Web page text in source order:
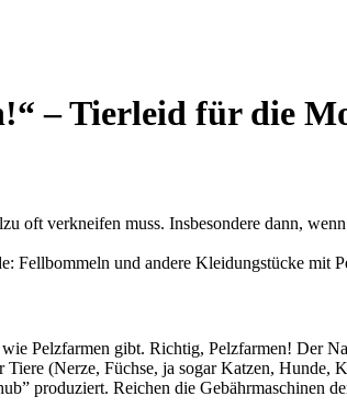
– Tierleid für die
oft verkneifen muss. Insbesondere dann,
und andere Kleidungstücke mit
Pelzfarmen gibt. Richtig, Pelzfarmen! Der
(Nerze, Füchse, ja sogar Katzen, Hunde,
produziert. Reichen die Gebährmaschinen